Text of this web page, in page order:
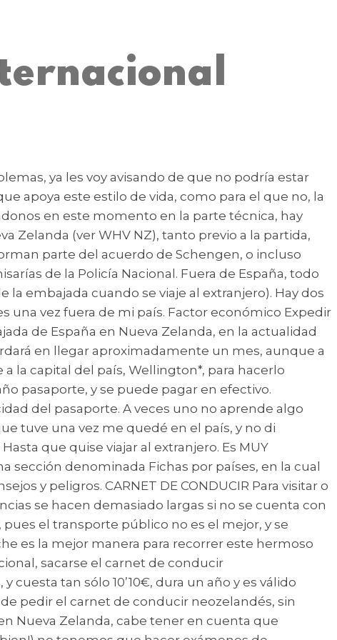
ya les voy avisando de que no podría estar
apoya este estilo de vida, como para el que no, la
en este momento en la parte técnica, hay
Zelanda (ver WHV NZ), tanto previo a la partida,
parte del acuerdo de Schengen, o incluso
de la Policía Nacional. Fuera de España, todo
embajada cuando se viaje al extranjero). Hay dos
una vez fuera de mi país. Factor económico Expedir
de España en Nueva Zelanda, en la actualidad
en llegar aproximadamente un mes, aunque a
la capital del país, Wellington*, para hacerlo
pasaporte, y se puede pagar en efectivo.
del pasaporte. A veces uno no aprende algo
tuve una vez me quedé en el país, y no di
que quise viajar al extranjero. Es MUY
sección denominada Fichas por países, en la cual
y peligros. CARNET DE CONDUCIR Para visitar o
se hacen demasiado largas si no se cuenta con
el transporte público no es el mejor, y se
es la mejor manera para recorrer este hermoso
sacarse el carnet de conducir
tan sólo 10’10€, dura un año y es válido
pedir el carnet de conducir neozelandés, sin
Nueva Zelanda, cabe tener en cuenta que